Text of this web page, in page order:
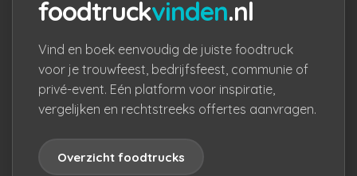
foodtruckvinden.nl
Vind en boek eenvoudig de juiste foodtruck
voor je trouwfeest, bedrijfsfeest, communie of
privé-event. Eén platform voor inspiratie,
vergelijken en rechtstreeks offertes aanvragen.
Overzicht foodtrucks